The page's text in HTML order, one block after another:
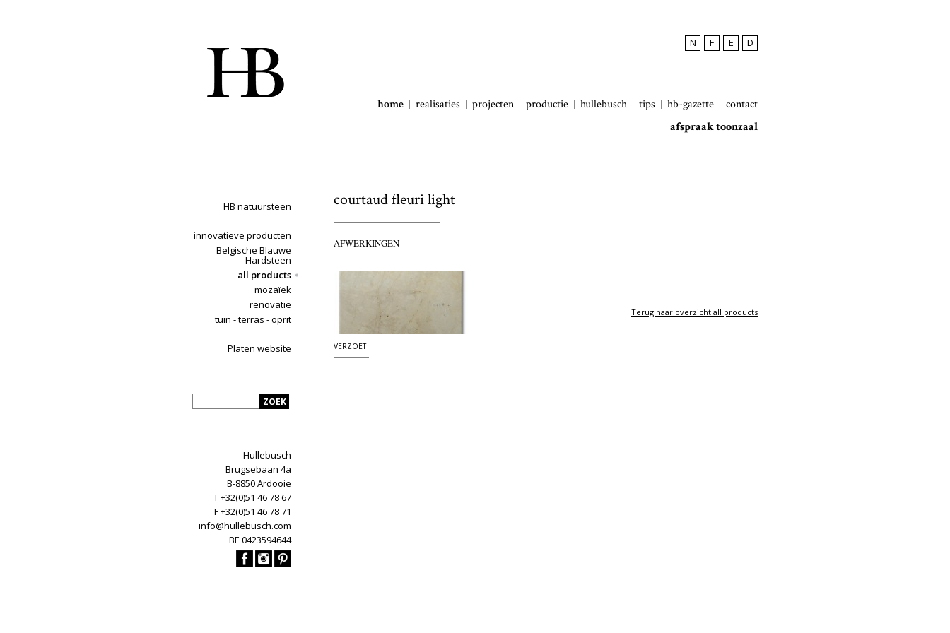
N F E D
home realisaties projecten productie hullebusch tips hb-gazette
contact
afspraak toonzaal
HB natuursteen
innovatieve producten
Belgische Blauwe
Hardsteen
all products
mozaïek
renovatie
tuin - terras - oprit
Platen website
Hullebusch
Brugsebaan 4a
B-8850 Ardooie
T +32(0)51 46 78 67
F +32(0)51 46 78 71
info@hullebusch.com
BE 0423594644
courtaud fleuri light
AFWERKINGEN
VERZOET
Terug naar overzicht all products